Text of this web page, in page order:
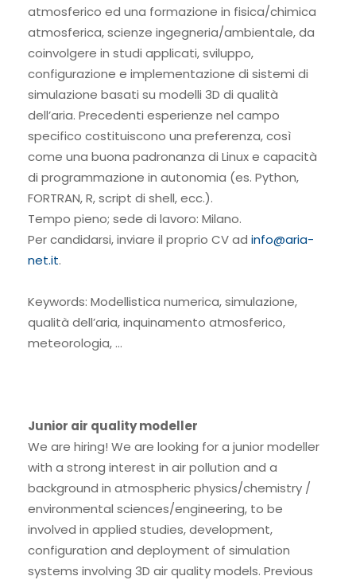
atmosferico ed una formazione in fisica/chimica
atmosferica, scienze ingegneria/ambientale, da
coinvolgere in studi applicati, sviluppo,
configurazione e implementazione di sistemi di
simulazione basati su modelli 3D di qualità
dell’aria. Precedenti esperienze nel campo
specifico costituiscono una preferenza, così
come una buona padronanza di Linux e capacità
di programmazione in autonomia (es. Python,
FORTRAN, R, script di shell, ecc.).
Tempo pieno; sede di lavoro: Milano.
Per candidarsi, inviare il proprio CV ad info@aria-
net.it.
Keywords: Modellistica numerica, simulazione,
qualità dell’aria, inquinamento atmosferico,
meteorologia, …
Junior air quality modeller
We are hiring! We are looking for a junior modeller
with a strong interest in air pollution and a
background in atmospheric physics/chemistry /
environmental sciences/engineering, to be
involved in applied studies, development,
configuration and deployment of simulation
systems involving 3D air quality models. Previous